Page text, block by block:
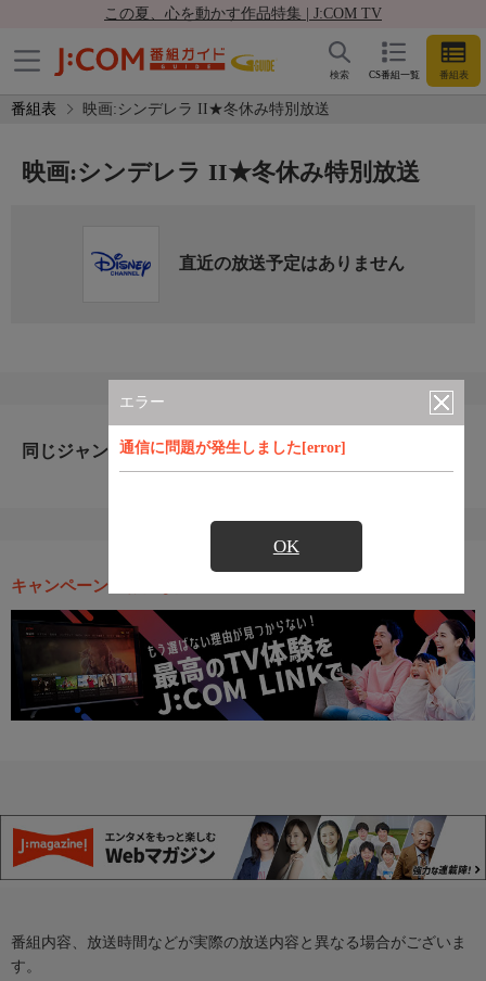
この夏、心を動かす作品特集 | J:COM TV
CS番組一覧 番組表
検索
番組表 映画:シンデレラ II★冬休み特別放送
エラー
通信に問題が発生しました[error]
OK
映画:シンデレラ II★冬休み特別放送
直近の放送予定はありません
同じジャンルのおすすめ番組
キャンペーン・お得な情報
番組内容、放送時間などが実際の放送内容と異なる場合がございま
す。